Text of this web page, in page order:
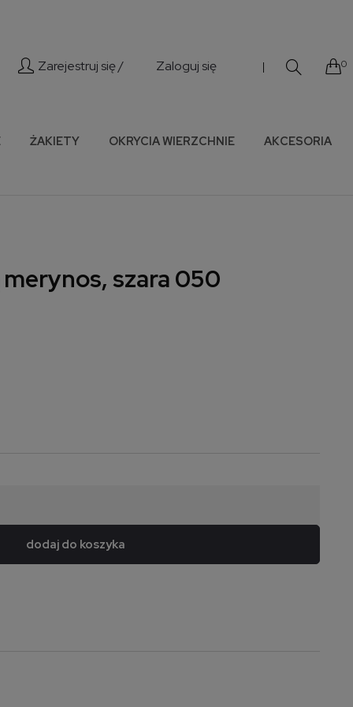
Zarejestruj się / Zaloguj się | 0
ŻAKIETY OKRYCIA WIERZCHNIE
AKCESORIA
merynos, szara 050
dodaj do koszyka